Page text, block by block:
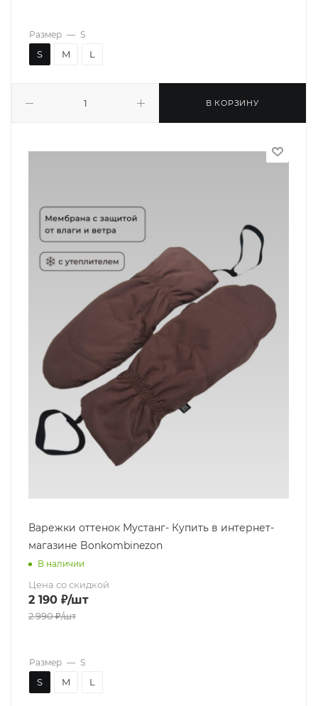
В КОРЗИНУ
Размер — S
S M L
Варежки оттенок Мустанг- Купить в интернет-
магазине Bonkombinezon
В наличии
Цена со скидкой
2 190 ₽/шт
2 990₽/шт
Размер — S
S M L